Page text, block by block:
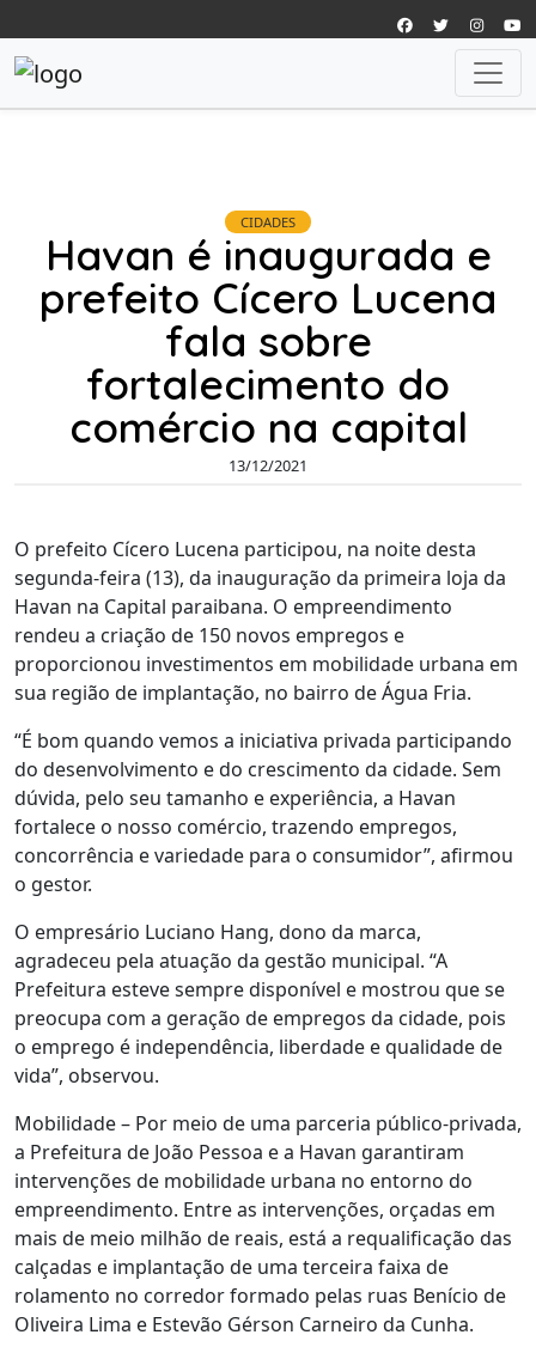
CIDADES
Havan é inaugurada e
prefeito Cícero Lucena
fala sobre
fortalecimento do
comércio na capital
13/12/2021
O prefeito Cícero Lucena participou, na noite desta
segunda-feira (13), da inauguração da primeira loja da
Havan na Capital paraibana. O empreendimento
rendeu a criação de 150 novos empregos e
proporcionou investimentos em mobilidade urbana em
sua região de implantação, no bairro de Água Fria.
“É bom quando vemos a iniciativa privada participando
do desenvolvimento e do crescimento da cidade. Sem
dúvida, pelo seu tamanho e experiência, a Havan
fortalece o nosso comércio, trazendo empregos,
concorrência e variedade para o consumidor”, afirmou
o gestor.
O empresário Luciano Hang, dono da marca,
agradeceu pela atuação da gestão municipal. “A
Prefeitura esteve sempre disponível e mostrou que se
preocupa com a geração de empregos da cidade, pois
o emprego é independência, liberdade e qualidade de
vida”, observou.
Mobilidade – Por meio de uma parceria público-privada,
a Prefeitura de João Pessoa e a Havan garantiram
intervenções de mobilidade urbana no entorno do
empreendimento. Entre as intervenções, orçadas em
mais de meio milhão de reais, está a requalificação das
calçadas e implantação de uma terceira faixa de
rolamento no corredor formado pelas ruas Benício de
Oliveira Lima e Estevão Gérson Carneiro da Cunha.